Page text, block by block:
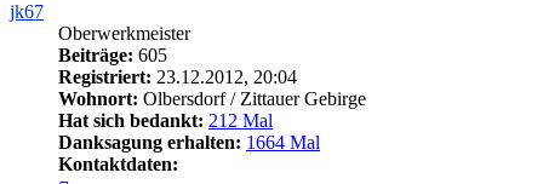
jk67
Oberwerkmeister
Beiträge: 605
Registriert: 23.12.2012, 20:04
Wohnort: Olbersdorf / Zittauer Gebirge
Hat sich bedankt: 212 Mal
Danksagung erhalten: 1664 Mal
Kontaktdaten: